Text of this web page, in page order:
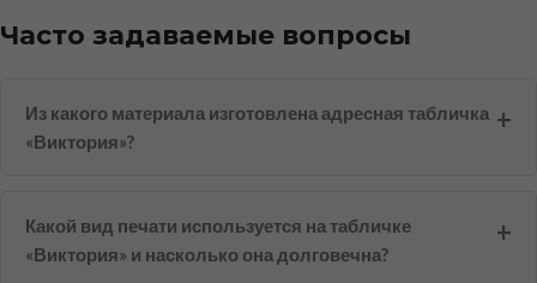
Часто задаваемые вопросы
Из какого материала изготовлена адресная табличка
«Виктория»?
Какой вид печати используется на табличке
«Виктория» и насколько она долговечна?